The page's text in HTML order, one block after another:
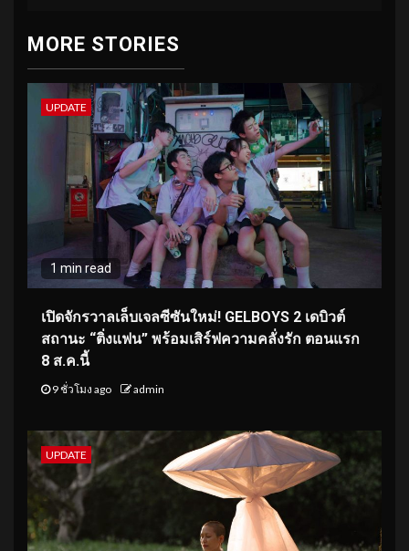
MORE STORIES
UPDATE
1 min read
เปิดจักรวาลเล็บเจลซีซันใหม่! GELBOYS 2 เดบิวต์
สถานะ “ติ่งแฟน” พร้อมเสิร์ฟความคลั่งรัก ตอนแรก
8 ส.ค.นี้
9 ชั่วโมง ago admin
UPDATE